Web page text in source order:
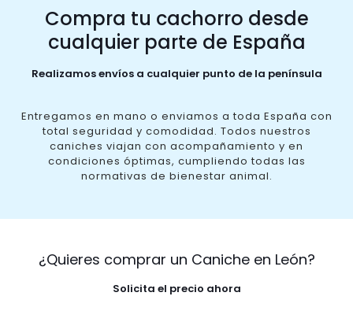
Compra tu cachorro desde
cualquier parte de España
Realizamos envíos a cualquier punto de la península
Entregamos en mano o enviamos a toda España con
total seguridad y comodidad. Todos nuestros
caniches viajan con acompañamiento y en
condiciones óptimas, cumpliendo todas las
normativas de bienestar animal.
¿Quieres comprar un Caniche en León?
Solicita el precio ahora